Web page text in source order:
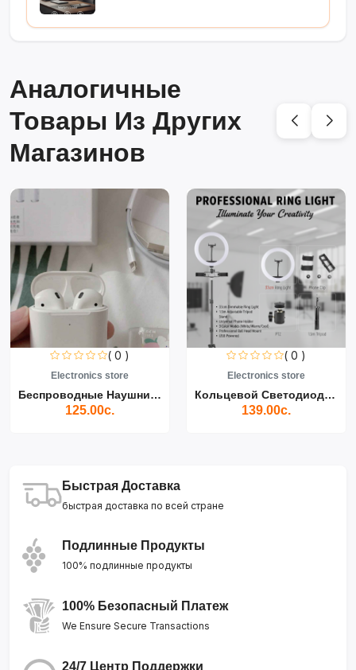
Аналогичные
Товары Из Других
Магазинов
( 0 )
Electronics store
Беспроводные Наушники Air...
125.00с.
( 0 )
Electronics store
Кольцевой Светодиодный Св...
139.00с.
Быстрая Доставка
быстрая доставка по всей стране
Подлинные Продукты
100% подлинные продукты
100% Безопасный Платеж
We Ensure Secure Transactions
24/7 Центр Поддержки